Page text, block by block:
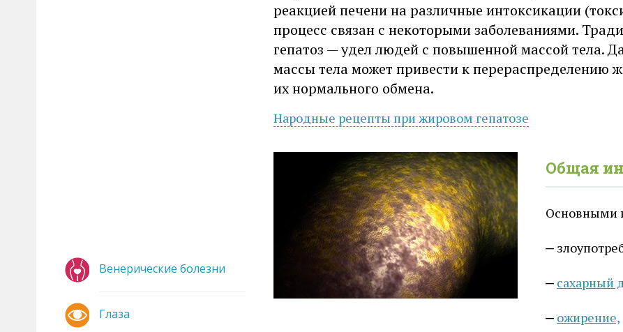
реакцией печени на различные интоксикации
процесс связан с некоторыми заболеваниями.
гепатоз — удел людей с повышенной массой тела.
массы тела может привести к перераспределению
их нормального обмена.
Народные рецепты при жировом гепатозе
Общая
Основными
сахарный
ожирение,
Венерические болезни
Глаза